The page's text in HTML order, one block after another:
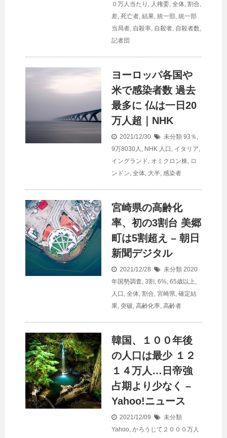
０万人当たり , 人権委, 全体, 割合,
差, 死亡者, 結果, 統一部, 統一部
当局者, 自殺率, 自殺者, 自殺者数,
記者団
ヨーロッパ各国や
米で感染者数 過去
最多に 仏は一日20
万人超｜NHK
2021/12/30 未分類 93％ ,
9万8030人 , NHK 人口 , イタリア,
イングランド, オミクロン株, ロ
ンドン, 全体, 大半, 感染者
宮崎県の高齢化
率、初の3割台 美郷
町は5割超え – 朝日
新聞デジタル
2021/12/28 未分類 2020
年国勢調査, 3割 , 6%, 65歳以上,
人口 , 全体, 割合, 宮崎県, 確定結
果, 突破, 高齢化率, 高齢者
韓国、１００年後
の人口 は最少 １２
１４万人…日帝強
占期より少なく –
Yahoo!ニュース
2021/12/09
未分類
Yahoo, かろうじて２０００万人